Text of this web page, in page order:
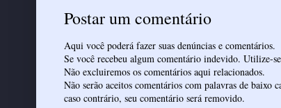
Postar um comentário
Aqui você poderá fazer suas denúncias e comentários.
Se você recebeu algum comentário indevido. Utilize-se
Não excluiremos os comentários aqui relacionados.
Não serão aceitos comentários com palavras de baixo
caso contrário, seu comentário será removido.